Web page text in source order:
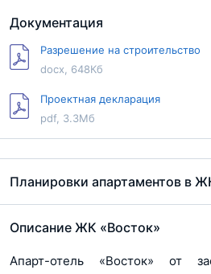
Документация
Разрешение на строительство
docx, 648Кб
Проектная декларация
pdf, 3.3Мб
Планировки апартаментов в
Описание ЖК «Восток»
Апарт-отель «Восток» от